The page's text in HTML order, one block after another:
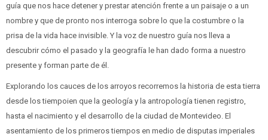
guía que nos hace detener y prestar atención frente a un paisaje o a un
nombre y que de pronto nos interroga sobre lo que la costumbre o la
prisa de la vida hace invisible. Y la voz de nuestro guía nos lleva a
descubrir cómo el pasado y la geografía le han dado forma a nuestro
presente y forman parte de él.
Explorando los cauces de los arroyos recorremos la historia de esta tierra
desde los tiempoien que la geología y la antropología tienen registro,
hasta el nacimiento y el desarrollo de la ciudad de Montevideo. El
asentamiento de los primeros tiempos en medio de disputas imperiales